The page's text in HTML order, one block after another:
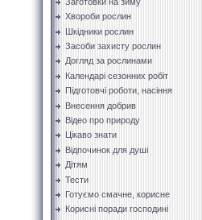
Хвороби рослин
Шкідники рослин
Засоби захисту рослин
Догляд за рослинами
Календарі сезонних робіт
Підготовчі роботи, насіння
Внесення добрив
Відео про природу
Цікаво знати
Відпочинок для душі
Дітям
Тести
Готуємо смачне, корисне
Корисні поради господині